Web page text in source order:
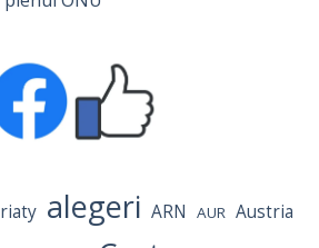
alegeri ARN AUR Austria